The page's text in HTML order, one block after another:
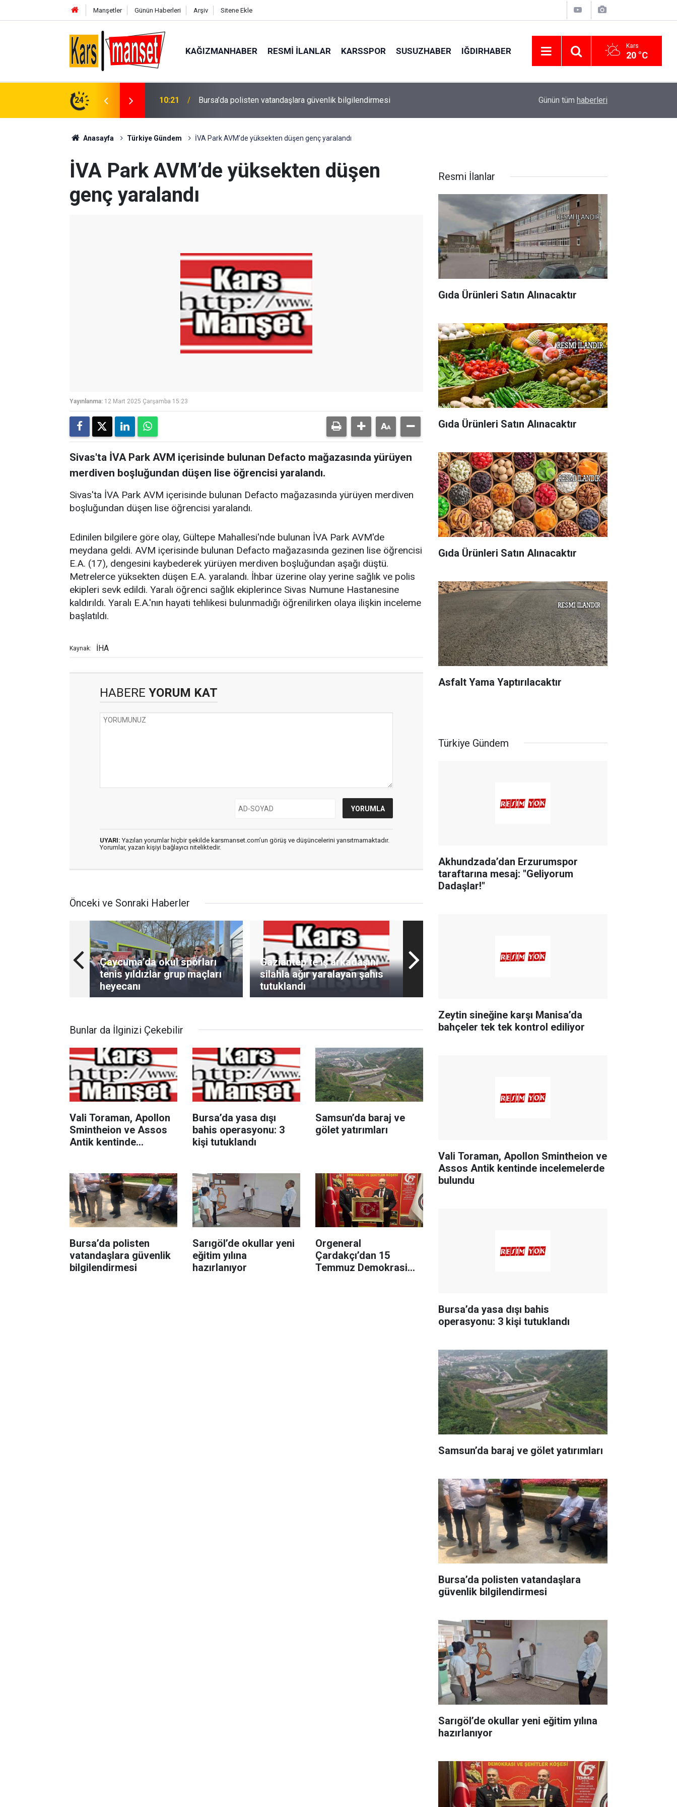
Manşetler Günün Haberleri Arşiv Sitene Ekle
KAĞIZMANHABER RESMI İLANLAR KARSSPOR SUSUZHABER IĞDIRHABER Kars
20 °C
24
bilgilendirmesi 10:20 Sarıgöl’de okullar yeni eğitim yılına hazırlanıyor
Mağdurları Derneğine ziyaret
Günün tüm haberleri
Anasayfa Türkiye Gündem İVA Park AVM’de yüksekten düşen genç yaralandı
İVA Park AVM’de yüksekten düşen
genç yaralandı
Yayınlanma: 12 Mart 2025 Çarşamba 15:23
Sivas'ta İVA Park AVM içerisinde bulunan Defacto mağazasında yürüyen
merdiven boşluğundan düşen lise öğrencisi yaralandı.
Sivas'ta İVA Park AVM içerisinde bulunan Defacto mağazasında yürüyen merdiven
boşluğundan düşen lise öğrencisi yaralandı.
Edinilen bilgilere göre olay, Gültepe Mahallesi'nde bulunan İVA Park AVM'de
meydana geldi. AVM içerisinde bulunan Defacto mağazasında gezinen lise öğrencisi
E.A. (17), dengesini kaybederek yürüyen merdiven boşluğundan aşağı düştü.
Metrelerce yüksekten düşen E.A. yaralandı. İhbar üzerine olay yerine sağlık ve polis
ekipleri sevk edildi. Yaralı öğrenci sağlık ekiplerince Sivas Numune Hastanesine
kaldırıldı. Yaralı E.A.'nın hayati tehlikesi bulunmadığı öğrenilirken olaya ilişkin inceleme
başlatıldı.
Kaynak: İHA
HABERE YORUM KAT
UYARI: Yazılan yorumlar hiçbir şekilde karsmanset.com’un görüş ve düşüncelerini yansıtmamaktadır.
Yorumlar, yazan kişiyi bağlayıcı niteliktedir.
Önceki ve Sonraki Haberler
Çaycuma’da okul sporları
tenis yıldızlar grup maçları
heyecanı
Gaziantep’te iş arkadaşını
silahla ağır yaralayan şahıs
tutuklandı
Bunlar da İlginizi Çekebilir
Vali Toraman, Apollon
Smintheion ve Assos
Antik kentinde
Bursa’da yasa dışı
bahis operasyonu: 3
kişi tutuklandı
Samsun’da baraj ve
gölet yatırımları
Bursa’da polisten
vatandaşlara güvenlik
bilgilendirmesi
Sarıgöl’de okullar yeni
eğitim yılına
hazırlanıyor
Orgeneral
Çardakçı’dan 15
Temmuz Demokrasi
Resmi İlanlar
Gıda Ürünleri Satın Alınacaktır
Gıda Ürünleri Satın Alınacaktır
Gıda Ürünleri Satın Alınacaktır
Asfalt Yama Yaptırılacaktır
Türkiye Gündem
Akhundzada’dan Erzurumspor
taraftarına mesaj: "Geliyorum
Dadaşlar!"
Zeytin sineğine karşı Manisa’da
bahçeler tek tek kontrol ediliyor
Vali Toraman, Apollon Smintheion ve
Assos Antik kentinde incelemelerde
bulundu
Bursa’da yasa dışı bahis
operasyonu: 3 kişi tutuklandı
Samsun’da baraj ve gölet yatırımları
Bursa’da polisten vatandaşlara
güvenlik bilgilendirmesi
Sarıgöl’de okullar yeni eğitim yılına
hazırlanıyor